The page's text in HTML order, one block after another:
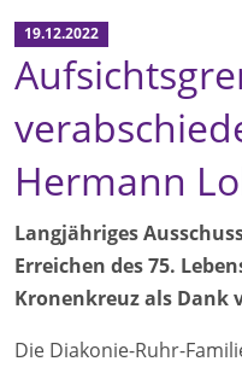
19.12.2022
Hermann
Langjähriges
Erreichen des 75.
Kronenkreuz als Dank
Die Diakonie-Ruhr-